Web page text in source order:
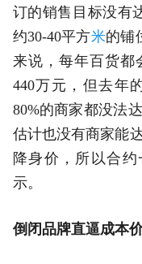
订的销售目标没有
约30-40平方米的铺
来说，每年百货都
440万元，但去年
80%的商家都没法
估计也没有商家能
降身价，所以合
示。
倒闭品牌直逼成本